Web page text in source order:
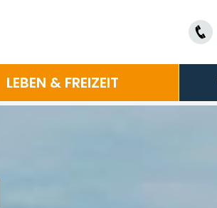
LEBEN & FREIZEIT